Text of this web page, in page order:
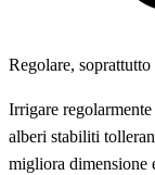
Regolare,
Irrigare
alberi stabiliti
migliora dimensione